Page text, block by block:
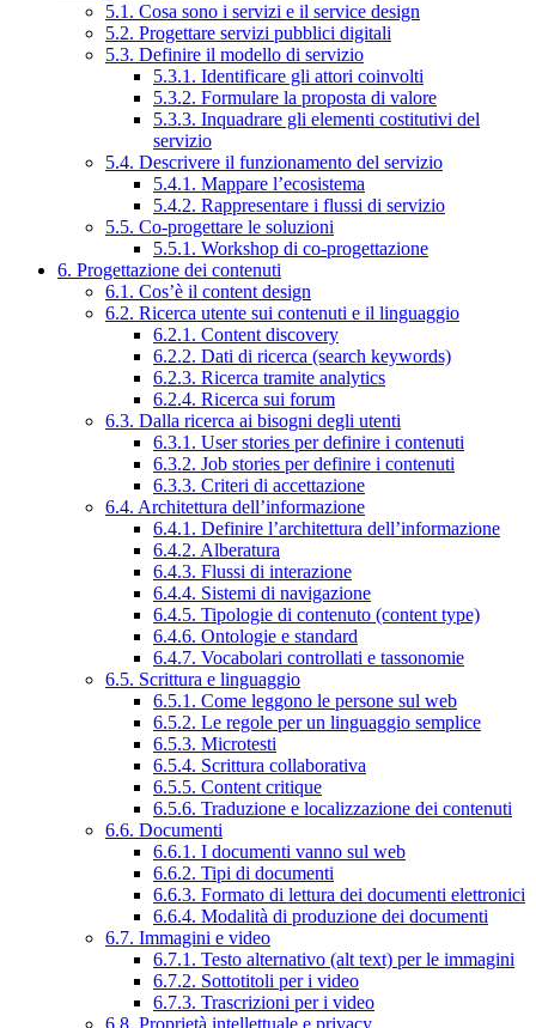
5.1. Cosa sono i servizi e il service design
5.2. Progettare servizi pubblici digitali
5.3. Definire il modello di servizio
5.3.1. Identificare gli attori coinvolti
5.3.2. Formulare la proposta di valore
5.3.3. Inquadrare gli elementi costitutivi del
servizio
5.4. Descrivere il funzionamento del servizio
5.4.1. Mappare l’ecosistema
5.4.2. Rappresentare i flussi di servizio
5.5. Co-progettare le soluzioni
5.5.1. Workshop di co-progettazione
6. Progettazione dei contenuti
6.1. Cos’è il content design
6.2. Ricerca utente sui contenuti e il linguaggio
6.2.1. Content discovery
6.2.2. Dati di ricerca (search keywords)
6.2.3. Ricerca tramite analytics
6.2.4. Ricerca sui forum
6.3. Dalla ricerca ai bisogni degli utenti
6.3.1. User stories per definire i contenuti
6.3.2. Job stories per definire i contenuti
6.3.3. Criteri di accettazione
6.4. Architettura dell’informazione
6.4.1. Definire l’architettura dell’informazione
6.4.2. Alberatura
6.4.3. Flussi di interazione
6.4.4. Sistemi di navigazione
6.4.5. Tipologie di contenuto (content type)
6.4.6. Ontologie e standard
6.4.7. Vocabolari controllati e tassonomie
6.5. Scrittura e linguaggio
6.5.1. Come leggono le persone sul web
6.5.2. Le regole per un linguaggio semplice
6.5.3. Microtesti
6.5.4. Scrittura collaborativa
6.5.5. Content critique
6.5.6. Traduzione e localizzazione dei contenuti
6.6. Documenti
6.6.1. I documenti vanno sul web
6.6.2. Tipi di documenti
6.6.3. Formato di lettura dei documenti elettronici
6.6.4. Modalità di produzione dei documenti
6.7. Immagini e video
6.7.1. Testo alternativo (alt text) per le immagini
6.7.2. Sottotitoli per i video
6.7.3. Trascrizioni per i video
6.8. Proprietà intellettuale e privacy